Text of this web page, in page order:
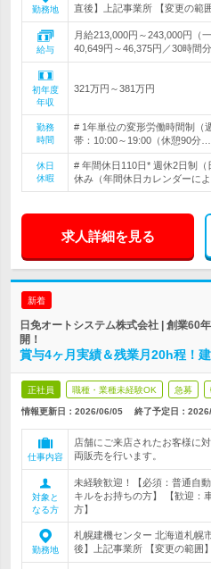
勤務地 直後】上記事業所 【変更の範
給与
月給213,000円～243,000円（
40,649円～46,375円／30時間
初年度
年収
321万円～381万円
勤務
時間
# 1年単位の変形労働時間制（
帯：10:00～19:00（休憩90分…
休日
休暇
# 年間休日110日* 週休2日制
休み（年間休日カレンダーに
求人詳細を見る
新着
日免オートシステム株式会社 | 創業60
開！
賞与4ヶ月実績＆残業月20h程！
正社員 職種・業種未経験OK 急募
情報更新日：2026/06/05 終了予定日：
仕事内容
店舗にご来店されたお客様に
両販売を行います。
対象と
なる方
未経験歓迎！【必須：普通自
キルをお持ちの方】 【歓迎：
方】
勤務地
札幌建機センター 北海道札幌
後】上記事業所 【変更の範囲